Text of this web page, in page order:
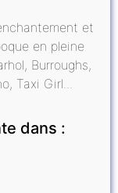
et
en pleine
Burroughs,
Taxi Girl...
dans :